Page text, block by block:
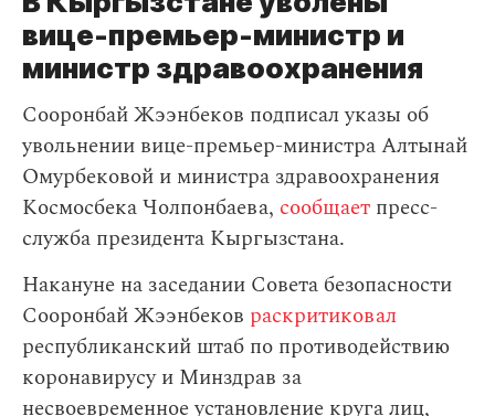
вице-премьер-министр и
министр здравоохранения
Сооронбай Жээнбеков подписал указы об
увольнении вице-премьер-министра Алтынай
Омурбековой и министра здравоохранения
Космосбека Чолпонбаева, сообщает пресс-
служба президента Кыргызстана.
Накануне на заседании Совета безопасности
Сооронбай Жээнбеков раскритиковал
республиканский штаб по противодействию
коронавирусу и Минздрав за
несвоевременное установление круга лиц,